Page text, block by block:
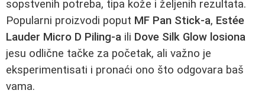
sopstvenih potreba, tipa kože i željenih rezultata.
Popularni proizvodi poput MF Pan Stick-a, Estée
Lauder Micro D Piling-a ili Dove Silk Glow losiona
jesu odlične tačke za početak, ali važno je
eksperimentisati i pronaći ono što odgovara baš
vama.